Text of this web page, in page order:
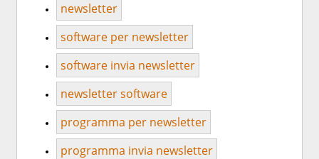
newsletter
software per newsletter
software invia newsletter
newsletter software
programma per newsletter
programma invia newsletter